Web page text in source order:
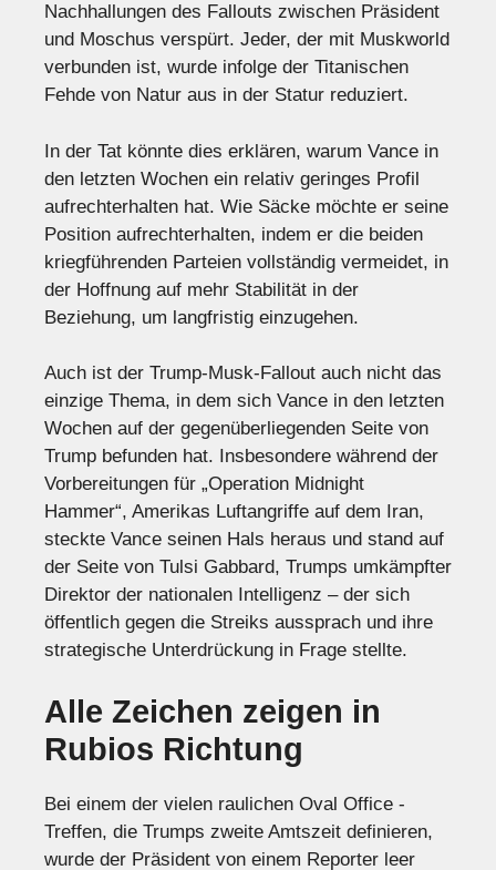
Nachhallungen des Fallouts zwischen Präsident
und Moschus verspürt. Jeder, der mit Muskworld
verbunden ist, wurde infolge der Titanischen
Fehde von Natur aus in der Statur reduziert.
In der Tat könnte dies erklären, warum Vance in
den letzten Wochen ein relativ geringes Profil
aufrechterhalten hat. Wie Säcke möchte er seine
Position aufrechterhalten, indem er die beiden
kriegführenden Parteien vollständig vermeidet, in
der Hoffnung auf mehr Stabilität in der
Beziehung, um langfristig einzugehen.
Auch ist der Trump-Musk-Fallout auch nicht das
einzige Thema, in dem sich Vance in den letzten
Wochen auf der gegenüberliegenden Seite von
Trump befunden hat. Insbesondere während der
Vorbereitungen für „Operation Midnight
Hammer“, Amerikas Luftangriffe auf dem Iran,
steckte Vance seinen Hals heraus und stand auf
der Seite von Tulsi Gabbard, Trumps umkämpfter
Direktor der nationalen Intelligenz – der sich
öffentlich gegen die Streiks aussprach und ihre
strategische Unterdrückung in Frage stellte.
Alle Zeichen zeigen in
Rubios Richtung
Bei einem der vielen raulichen Oval Office -
Treffen, die Trumps zweite Amtszeit definieren,
wurde der Präsident von einem Reporter leer